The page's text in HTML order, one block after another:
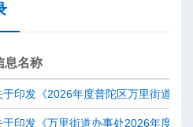
互动
息名称
于印发《2026年度普陀区万里街道重
于印发《万里街道办事处2026年度应